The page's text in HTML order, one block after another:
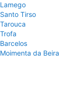
Lamego
Santo Tirso
Tarouca
Trofa
Barcelos
Moimenta da Beira